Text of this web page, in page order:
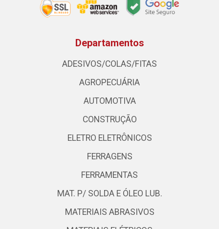
Departamentos
ADESIVOS/COLAS/FITAS
AGROPECUÁRIA
AUTOMOTIVA
CONSTRUÇÃO
ELETRO ELETRÔNICOS
FERRAGENS
FERRAMENTAS
MAT. P/ SOLDA E ÓLEO LUB.
MATERIAIS ABRASIVOS